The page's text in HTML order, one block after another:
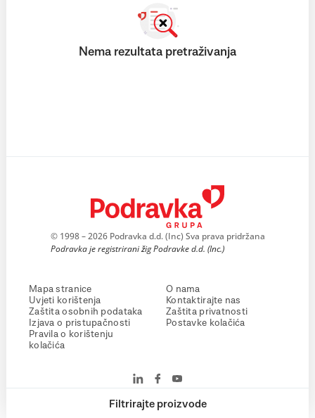
Filtrirajte proizvode
Nema rezultata pretraživanja
© 1998 – 2026 Podravka d.d. (Inc) Sva prava pridržana
Podravka je registrirani žig Podravke d.d. (Inc.)
Mapa stranice
Uvjeti korištenja
Zaštita osobnih podataka
Izjava o pristupačnosti
Pravila o korištenju
kolačića
O nama
Kontaktirajte nas
Zaštita privatnosti
Postavke kolačića